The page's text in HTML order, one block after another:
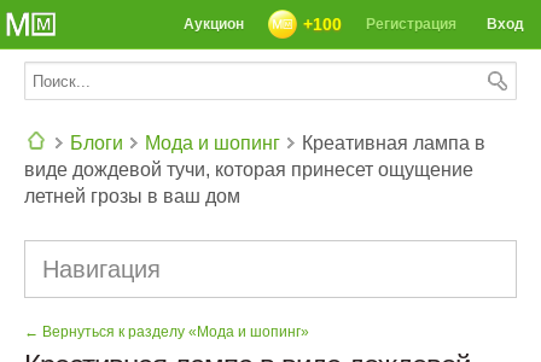
СЕГОДНЯ: 39142 РЕЦЕПТА
Вход
Регистрация
+100
Аукцион
Блоги Мода и шопинг
Креативная лампа в
виде дождевой тучи, которая принесет ощущение
летней грозы в ваш дом
Навигация
← Вернуться к разделу «Мода и шопинг»